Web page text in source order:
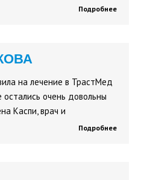
Подробнее
на лечение в ТрастМед
остались очень довольны
Каспи, врач и
Подробнее